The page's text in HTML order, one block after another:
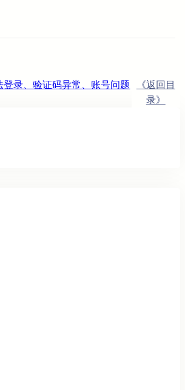
录、验证码异常、账号问题
《返回目
录》